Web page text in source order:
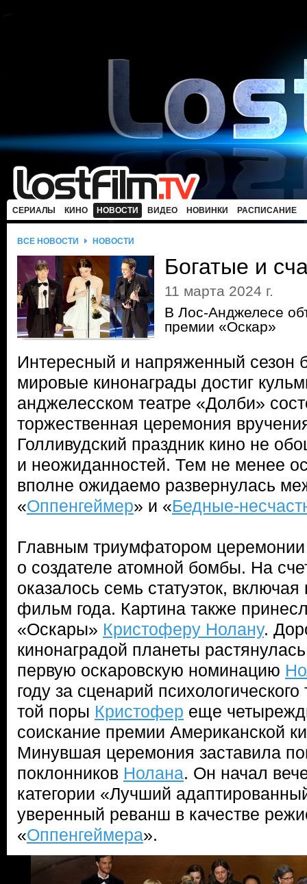
СЕРИАЛЫ КИНО НОВОСТИ ВИДЕО НОВИНКИ РАСПИСАНИЕ
ВСЕ НОВОСТИ НОВОСТИ
Богатые и
11 марта 2024 г.
В Лос-Анджелесе
премии «Оскар»
Интересный и напряженный сезон
мировые кинонаграды достиг
анджелесском театре «Долби»
торжественная церемония
Голливудский праздник кино не
и неожиданностей. Тем не менее
вполне ожидаемо развернулась
«Оппенгеймер» и «Бедные-
Главным триумфатором церемонии
о создателе атомной бомбы. На
оказалось семь статуэток,
фильм года. Картина также
«Оскары» Кристоферу Нолану.
кинонаградой планеты
первую оскаровскую номинацию
году за сценарий
той поры Кристофер еще
соискание премии Американской
Минувшая церемония заставила
поклонников Нолана. Он начал
категории «Лучший
уверенный реванш в качестве
«Оппенгеймера».